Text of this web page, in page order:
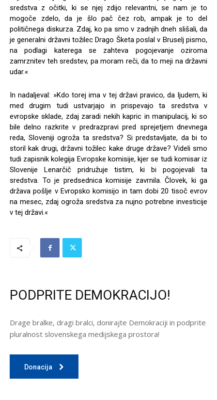
sredstva z očitki, ki se njej zdijo relevantni, se nam je to
mogoče zdelo, da je šlo pač čez rob, ampak je to del
političnega diskurza. Zdaj, ko pa smo v zadnjih dneh slišali, da
je generalni državni tožilec Drago Šketa poslal v Bruselj pismo,
na podlagi katerega se zahteva pogojevanje oziroma
zamrznitev teh sredstev, pa moram reči, da to meji na državni
udar.«
In nadaljeval: »Kdo torej ima v tej državi pravico, da ljudem, ki
med drugim tudi ustvarjajo in prispevajo ta sredstva v
evropske sklade, zdaj zaradi nekih kapric in manipulacij, ki so
bile delno razkrite v predrazpravi pred sprejetjem dnevnega
reda, Sloveniji ogroža ta sredstva? Si predstavljate, da bi to
storil kak drugi, državni tožilec kake druge države? Videli smo
tudi zapisnik kolegija Evropske komisije, kjer se tudi komisar iz
Slovenije Lenarčič pridružuje tistim, ki bi pogojevali ta
sredstva. To je predsednica komisije zavrnila. Človek, ki ga
država pošlje v Evropsko komisijo in tam dobi 20 tisoč evrov
na mesec, zdaj ogroža sredstva za nujno potrebne investicije
v tej državi.«
PODPRITE DEMOKRACIJO!
Drage bralke, dragi bralci, donirajte Demokraciji in podprite
pluralnost slovenskega medijskega prostora!
Donacija